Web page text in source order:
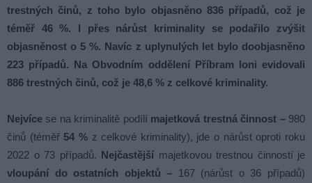
trestných činů, z toho bylo objasněno 836 případů, což je
téměř 46 %. I přes nárůst kriminality se podařilo zvýšit
objasněnost o 5 %. Navíc z uplynulých let bylo doobjasněno
223 případů. Na Obvodním oddělení Příbram loni evidovali
886 trestných činů, což je 48,6 % z celkové kriminality.
Nejvíce se na kriminalitě podílí majetková trestná činnost – 980
činů (téměř54 %z celkové kriminality), jde o nárůst oproti roku
2022 o 73 případů. Nejčastější majetkovou trestnou činností je
vloupání do ostatních
objektů – 167 (nárůst o 36 případů)